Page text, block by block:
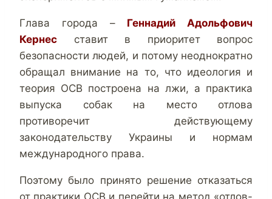
Глава города – Геннадий Адольфович
Кернес ставит в приоритет вопрос
безопасности людей, и потому неоднократно
обращал внимание на то, что идеология и
теория ОСВ построена на лжи, а практика
выпуска собак на место отлова
противоречит действующему
законодательству Украины и нормам
международного права.
Поэтому было принято решение отказаться